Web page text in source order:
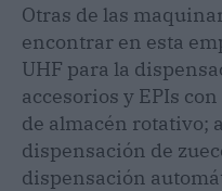
Otras de las
encontrar en esta
UHF para la
accesorios y EPIs
de almacén rotativo;
dispensación de
dispensación